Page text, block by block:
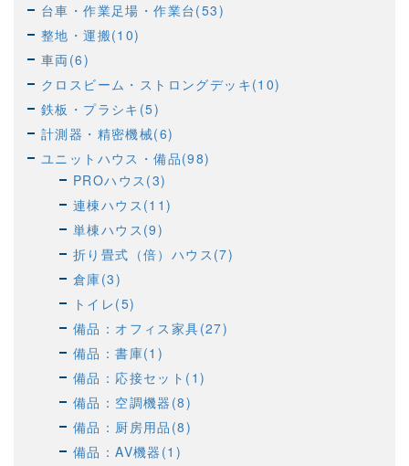
台車・作業足場・作業台(53)
整地・運搬(10)
車両(6)
クロスビーム・ストロングデッキ(10)
鉄板・プラシキ(5)
計測器・精密機械(6)
ユニットハウス・備品(98)
PROハウス(3)
連棟ハウス(11)
単棟ハウス(9)
折り畳式（倍）ハウス(7)
倉庫(3)
トイレ(5)
備品：オフィス家具(27)
備品：書庫(1)
備品：応接セット(1)
備品：空調機器(8)
備品：厨房用品(8)
備品：AV機器(1)